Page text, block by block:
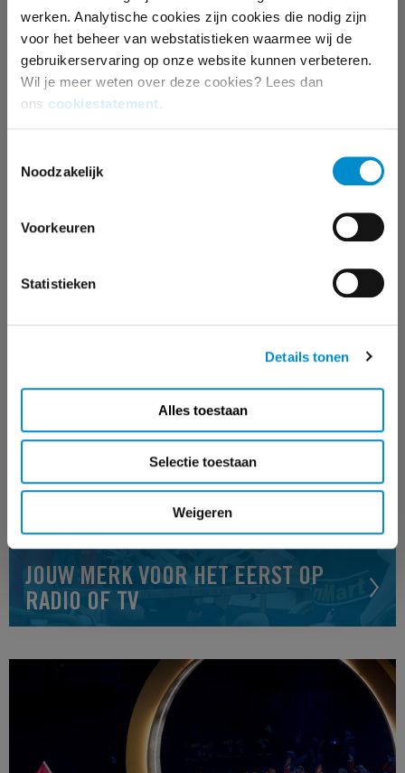
werken. Analytische cookies zijn cookies die nodig zijn
voor het beheer van webstatistieken waarmee wij de
gebruikerservaring op onze website kunnen verbeteren.
Wil je meer weten over deze cookies? Lees dan
ons cookiestatement.
Noodzakelijk
Voorkeuren
Statistieken
Details tonen
Alles toestaan
Selectie toestaan
Weigeren
MEER WETEN?
DAPHNE MYLONAS
accountmanager
daphne.mylonas@ster.nl
MEER OVER ADVERTEREN BIJ
JOUW MERK VOOR HET EERST OP
RADIO OF TV